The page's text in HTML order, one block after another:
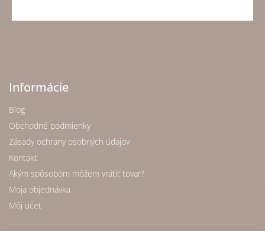
Informácie
Blog
Obchodné podmienky
Zásady ochrany osobných údajov
Kontakt
Akým spôsobom môžem vrátiť tovar?
Moja objednávka
Môj účet